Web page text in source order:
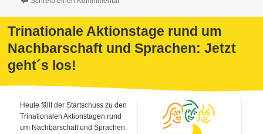
Trinationale Aktionstage rund um
Nachbarschaft und Sprachen: Jetzt
geht´s los!
Heute fällt der Startschuss zu den
Trinationalen Aktionstagen rund
um Nachbarschaft und Sprachen.